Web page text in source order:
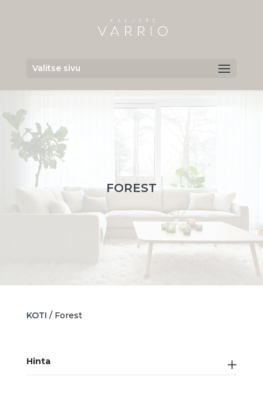
Valitse sivu
FOREST
KOTI / Forest
Hinta